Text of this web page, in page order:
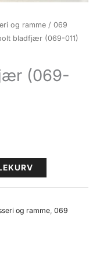
og ramme / 069
bladfjær (069-011)
(069-
og ramme 069